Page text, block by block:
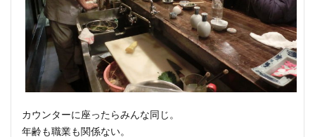
カウンターに座ったらみんな同じ。
年齢も職業も関係ない。